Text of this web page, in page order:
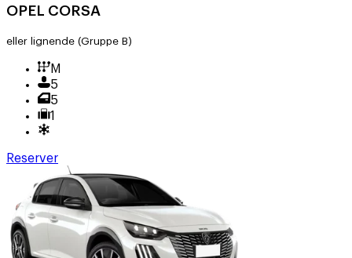
OPEL CORSA
eller lignende (Gruppe B)
M
5
5
1
Reserver